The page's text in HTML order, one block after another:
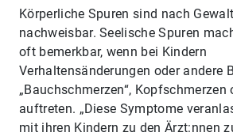
Körperliche Spuren sind nach
nachweisbar. Seelische Spuren
oft bemerkbar, wenn bei Kindern
Verhaltensänderungen oder andere
„Bauchschmerzen“, Kopfschmerzen
auftreten. „Diese Symptome
mit ihren Kindern zu den Ärzt:nnen